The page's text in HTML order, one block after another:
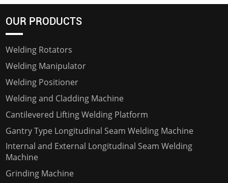
OUR PRODUCTS
Welding Rotators
Welding Manipulator
Welding Positioner
Welding and Cladding Machine
Cantilevered Lifting Welding Platform
Gantry Type Longitudinal Seam Welding Machine
Internal and External Longitudinal Seam Welding
Machine
Grinding Machine